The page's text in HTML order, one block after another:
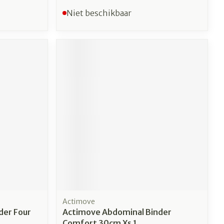
Niet beschikbaar
Four
Actimove
Actimove Abdominal Binder